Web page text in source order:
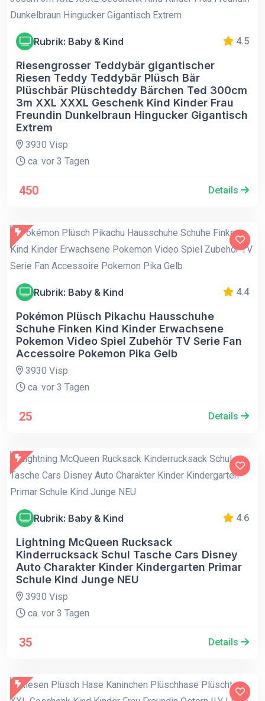
Rubrik: Baby & Kind 4.5
Riesengrosser Teddybär gigantischer
Riesen Teddy Teddybär Plüsch Bär
Plüschbär Plüschteddy Bärchen Ted 300cm
3m XXL XXXL Geschenk Kind Kinder Frau
Freundin Dunkelbraun Hingucker Gigantisch
Extrem
3930 Visp
ca. vor 3 Tagen
450 Details
Rubrik: Baby & Kind 4.4
Pokémon Plüsch Pikachu Hausschuhe
Schuhe Finken Kind Kinder Erwachsene
Pokemon Video Spiel Zubehör TV Serie Fan
Accessoire Pokemon Pika Gelb
3930 Visp
ca. vor 3 Tagen
25 Details
Rubrik: Baby & Kind 4.6
Lightning McQueen Rucksack
Kinderrucksack Schul Tasche Cars Disney
Auto Charakter Kinder Kindergarten Primar
Schule Kind Junge NEU
3930 Visp
ca. vor 3 Tagen
35 Details